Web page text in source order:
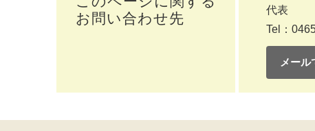
お問い合わせ先
代表
Tel：
メール